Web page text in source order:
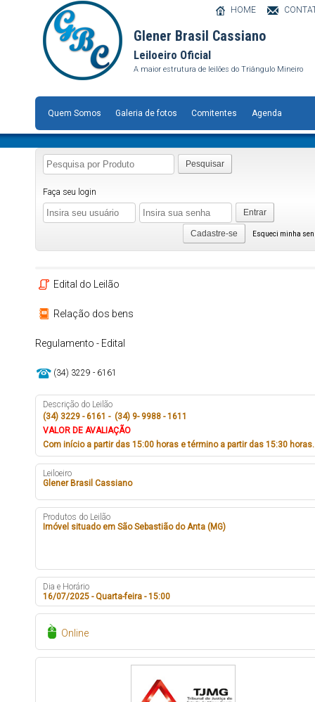
Glener Brasil Cassiano
Leiloeiro Oficial
A maior estrutura de leilões do Triângulo Mineiro
HOME
Quem Somos Galeria de fotos Comitentes Agenda
Pesquisar
Faça seu login
Entrar
Esqueci minha
Cadastre-se
Edital do Leilão
Relação dos bens
Regulamento - Edital
(34) 3229 - 6161
Descrição do Leilão
(34) 3229 - 6161 - (34) 9- 9988 - 1611
VALOR DE AVALIAÇÃO
Com início a partir das 15:00 horas e término a partir das 15:30 horas.
Leiloeiro
Glener Brasil Cassiano
Produtos do Leilão
Imóvel situado em São Sebastião do Anta (MG)
Dia e Horário
16/07/2025 - Quarta-feira - 15:00
Online